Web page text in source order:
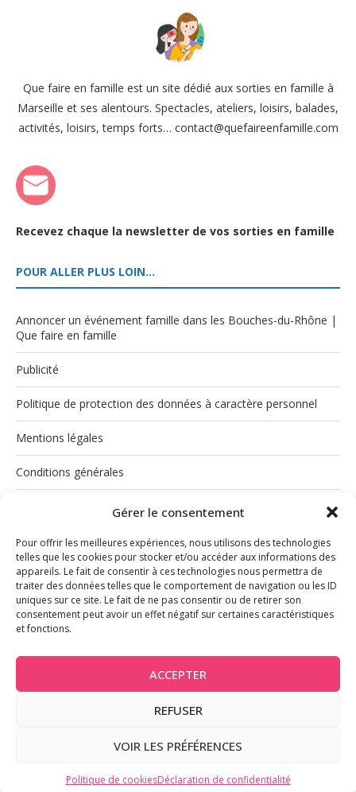
Gérer le consentement
Pour offrir les meilleures expériences, nous utilisons des technologies
telles que les cookies pour stocker et/ou accéder aux informations des
appareils. Le fait de consentir à ces technologies nous permettra de
traiter des données telles que le comportement de navigation ou les ID
uniques sur ce site. Le fait de ne pas consentir ou de retirer son
consentement peut avoir un effet négatif sur certaines caractéristiques
et fonctions.
ACCEPTER
REFUSER
VOIR LES PRÉFÉRENCES
Politique de cookiesDéclaration de confidentialité
Que faire en famille est un site dédié aux sorties en famille à
Marseille et ses alentours. Spectacles, ateliers, loisirs, balades,
activités, loisirs, temps forts… contact@quefaireenfamille.com
Recevez chaque la newsletter de vos sorties en famille
POUR ALLER PLUS LOIN…
Annoncer un événement famille dans les Bouches-du-Rhône |
Que faire en famille
Publicité
Politique de protection des données à caractère personnel
Mentions légales
Conditions générales
Politique de cookies (UE)
@2026 - Tous droits réservés
BACK TO TOP